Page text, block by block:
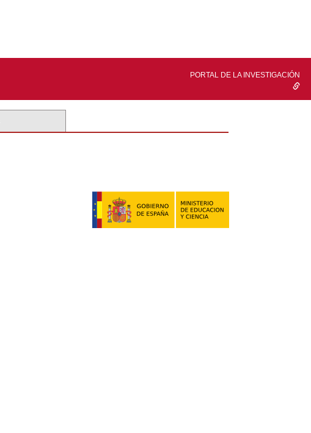
PORTAL DE LA INVESTIGACIÓN